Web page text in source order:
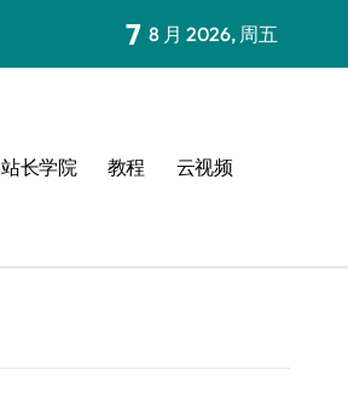
7 8 月 2026, 周五
站长学院 教程 云视频